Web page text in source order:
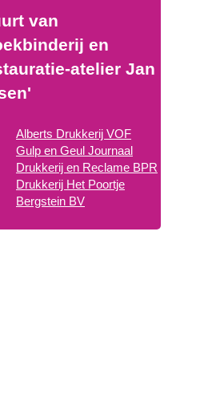
van
en
atelier Jan
Alberts Drukkerij VOF
Gulp en Geul Journaal
Drukkerij en Reclame BPR
Drukkerij Het Poortje
Bergstein BV